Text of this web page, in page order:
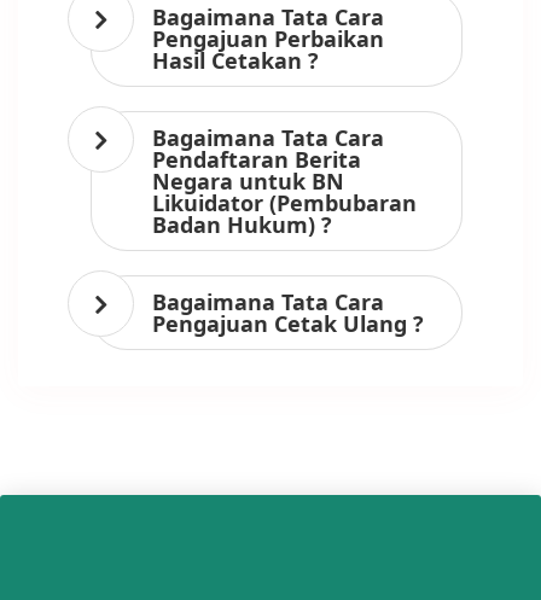
Bagaimana Tata Cara
Pengajuan Perbaikan
Hasil Cetakan ?
Bagaimana Tata Cara
Pendaftaran Berita
Negara untuk BN
Likuidator (Pembubaran
Badan Hukum) ?
Bagaimana Tata Cara
Pengajuan Cetak Ulang ?